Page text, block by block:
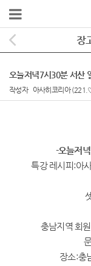
장
오늘저녁7시30분 서산
작성자 아사히코리아
-오늘저
특강 레시피:아
충남지역 회
장소:충